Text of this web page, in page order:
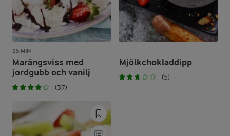
15 MIN
Marängsviss med
jordgubb och vanilj
(37)
Mjölkchokladdipp
(5)